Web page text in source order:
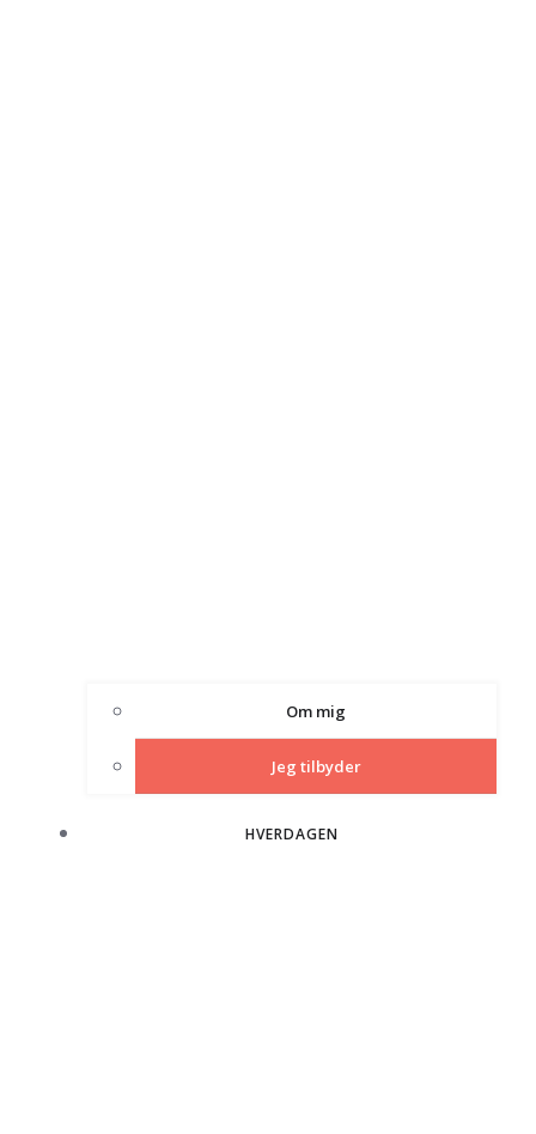
Om mig
Jeg tilbyder
HVERDAGEN